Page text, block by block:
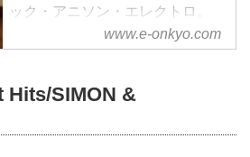
ック・アニソン・エレクトロ。
様々なジャンルをハイレゾで配信
中。WAV・flac・DSDなど各種フ
聴くならe-onkyo music！
www.e-onkyo.com
Hits/SIMON &